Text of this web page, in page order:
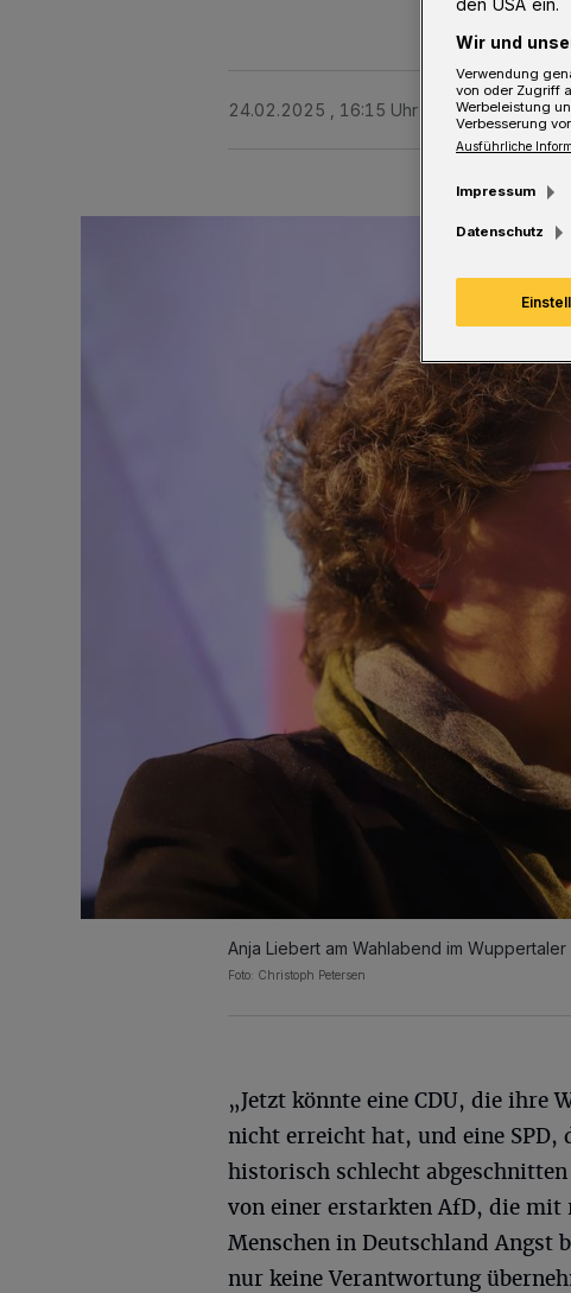
24.02.2025 , 16:15 Uhr 2 Minuten
Anja Liebert am Wahlabend im Wuppertaler
Foto: Christoph Petersen
„Jetzt könnte eine CDU, die ihre
nicht erreicht hat, und eine SPD,
historisch schlecht
von einer erstarkten AfD, die
Menschen in Deutschland
nur keine Verantwortung
den USA ein.
Wir und
Verwendung
von oder Zugriff
Werbeleistung
Verbesserung
Ausführliche
Impressum
Datenschutz